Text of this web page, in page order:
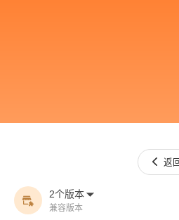
 返

2个版本 
兼容版本